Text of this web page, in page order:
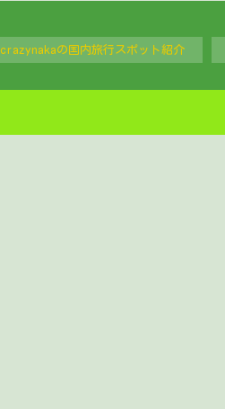
crazynakaの国内旅行スポット紹介